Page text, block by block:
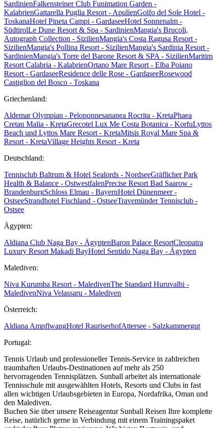
SardinienFalkensteiner Club Funimation Garden -
KalabrienGattarella Puglia Resort - ApulienGolfo del Sole Hotel -
ToskanaHotel Pineta Campi - GardaseeHotel Sonnenalm -
SüdtirolLe Dune Resort & Spa - SardinienMangia's Brucoli,
Autograph Collection - SizilienMangia's Costa Ragusa Resort -
SizilienMangia's Pollina Resort - SizilienMangia's Sardinia Resort -
SardinienMangia's Torre del Barone Resort & SPA - SizilienMaritim
Resort Calabria - KalabrienOrtano Mare Resort - Elba Poiano
Resort - GardaseeResidence delle Rose - GardaseeRosewood
Castiglion del Bosco - Toskana
Griechenland:
Aldemar Olympian - Peloponnesananea Rocrita - KretaPhaea
Cretan Malia - KretaGrecotel Lux Me Costa Botanica - KorfuLyttos
Beach und Lyttos Mare Resort - KretaMitsis Royal Mare Spa &
Resort - KretaVillage Heights Resort - Kreta
Deutschland:
Tennisclub Baltrum & Hotel Sealords - NordseeGräflicher Park
Health & Balance - OstwestfalenPrecise Resort Bad Saarow -
BrandenburgSchloss Elmau - BayernHotel Dünenmeer -
OstseeStrandhotel Fischland - OstseeTravemünder Tennisclub -
Ostsee
Ägypten:
Aldiana Club Naga Bay - ÄgyptenBaron Palace ResortCleopatra
Luxury Resort Makadi BayHotel Sentido Naga Bay - Ägypten
Malediven:
Niva Kurumba Resort - MaledivenThe Standard Huruvalhi -
MaledivenNiva Velassaru - Malediven
Österreich:
Aldiana AmpflwangHotel RauriserhofAttersee - Salzkammergut
Portugal:
Tennis Urlaub und professioneller Tennis-Service in zahlreichen
traumhaften Urlaubs-Destinationen auf mehr als 250
hervorragenden Tennisplätzen. Sunball arbeitet als internationale
Tennisschule mit ausgewählten Hotels, Resorts und Clubs in fast
allen wichtigen Urlaubsgebieten in Europa, Nordafrika, Oman und
den Malediven.
Buchen Sie über unsere Reiseagentur Sunball Reisen Ihre komplette
Reise, natürlich gerne in Verbindung mit einem Trainingspaket